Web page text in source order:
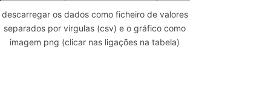
descarregar os dados como ficheiro de valores
separados por vírgulas (csv) e o gráfico como
imagem png (clicar nas ligações na tabela)